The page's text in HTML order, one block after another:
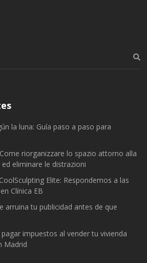
la luna: Guía paso a paso para
riorganizzare lo spazio attorno alla
eliminare le distrazioni
Elite: Respondemos a las
Clínica EB
arruina tu publicidad antes de que
impuestos al vender tu vivienda
Madrid